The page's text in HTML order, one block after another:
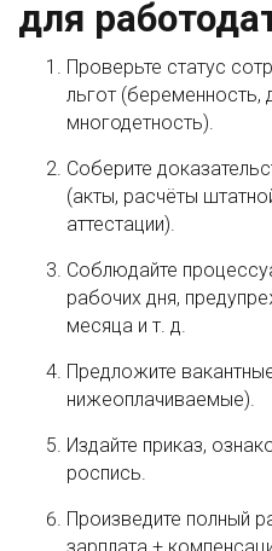
для
Проверьте статус
льгот
многодетность).
Соберите
(акты, расчёты
аттестации).
Соблюдайте
рабочих дня,
месяца и т. д.
Предложите
нижеоплачиваемые).
Издайте приказ,
роспись.
Произведите полный
зарплата +